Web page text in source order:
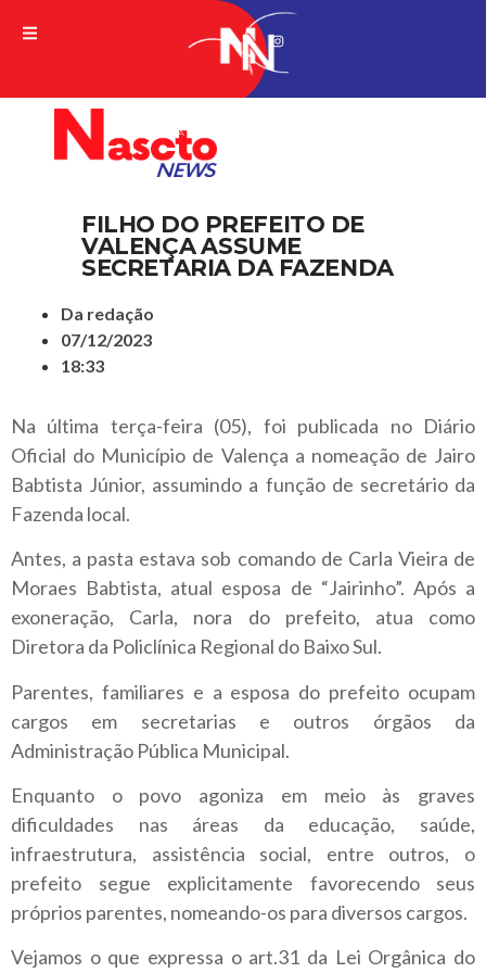
A VERDADE DA NOTICIA
FILHO DO PREFEITO DE
VALENÇA ASSUME
SECRETARIA DA FAZENDA
Da redação
07/12/2023
18:33
Na última terça-feira (05), foi publicada no Diário
Oficial do Município de Valença a nomeação de Jairo
Babtista Júnior, assumindo a função de secretário da
Fazenda local.
Antes, a pasta estava sob comando de Carla Vieira de
Moraes Babtista, atual esposa de “Jairinho”. Após a
exoneração, Carla, nora do prefeito, atua como
Diretora da Policlínica Regional do Baixo Sul.
Parentes, familiares e a esposa do prefeito ocupam
cargos em secretarias e outros órgãos da
Administração Pública Municipal.
Enquanto o povo agoniza em meio às graves
dificuldades nas áreas da educação, saúde,
infraestrutura, assistência social, entre outros, o
prefeito segue explicitamente favorecendo seus
próprios parentes, nomeando-os para diversos cargos.
Vejamos o que expressa o art.31 da Lei Orgânica do